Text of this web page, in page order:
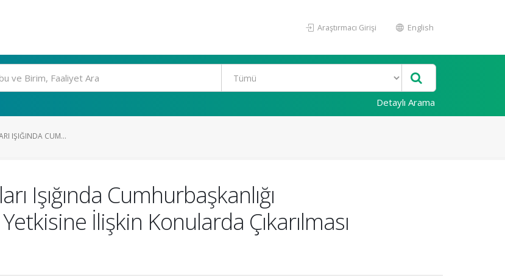
Araştırmacı Girişi English
Detaylı Arama
IŞIĞINDA CUM...
Işığında Cumhurbaşkanlığı
İlişkin Konularda Çıkarılması